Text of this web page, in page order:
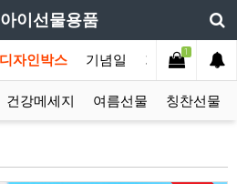
이선물용품
디자인박스 기념일 기획상품 단
1
건강메세지 여름선물 칭찬선물